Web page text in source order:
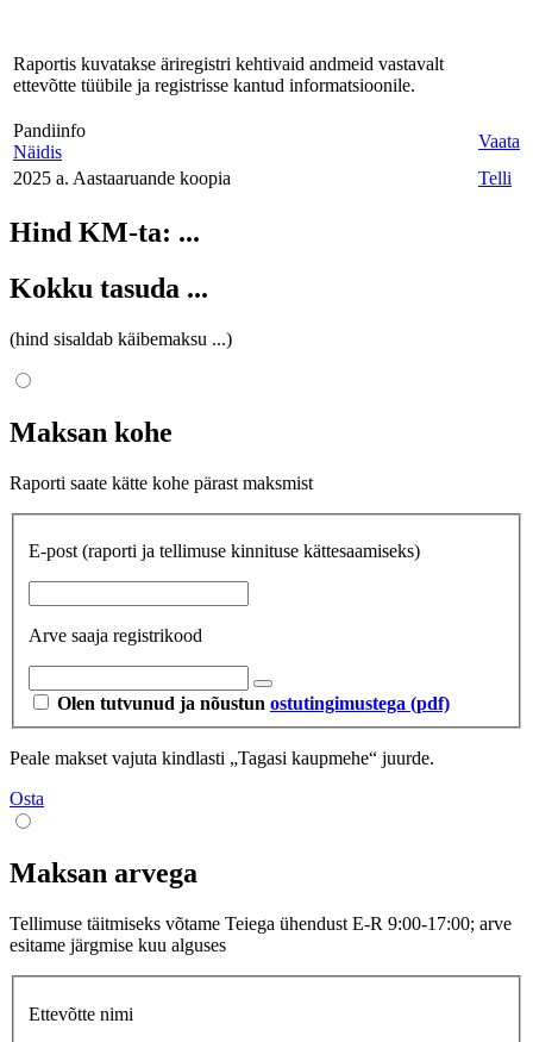
Raportis kuvatakse äriregistri kehtivaid andmeid vastavalt
ettevõtte tüübile ja registrisse kantud informatsioonile.
Pandiinfo
Näidis
Vaata
2025 a. Aastaaruande koopia
Telli
Hind KM-ta: ...
Kokku tasuda ...
(hind sisaldab käibemaksu ...)
Maksan kohe
Raporti saate kätte kohe pärast maksmist
E-post (raporti ja tellimuse kinnituse kättesaamiseks)
Arve saaja registrikood
Olen tutvunud ja nõustun ostutingimustega (pdf)
Peale makset vajuta kindlasti „Tagasi kaupmehe“ juurde.
Osta
Maksan arvega
Tellimuse täitmiseks võtame Teiega ühendust E-R 9:00-17:00; arve
esitame järgmise kuu alguses
Ettevõtte nimi